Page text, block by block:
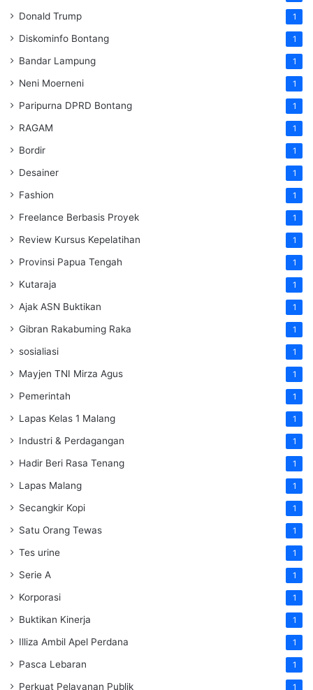
Donald Trump 1
Diskominfo Bontang 1
Bandar Lampung 1
Neni Moerneni 1
Paripurna DPRD Bontang 1
RAGAM 1
Bordir 1
Desainer 1
Fashion 1
Freelance Berbasis Proyek 1
Review Kursus Kepelatihan 1
Provinsi Papua Tengah 1
Kutaraja 1
Ajak ASN Buktikan 1
Gibran Rakabuming Raka 1
sosialiasi 1
Mayjen TNI Mirza Agus 1
Pemerintah 1
Lapas Kelas 1 Malang 1
Industri & Perdagangan 1
Hadir Beri Rasa Tenang 1
Lapas Malang 1
Secangkir Kopi 1
Satu Orang Tewas 1
Tes urine 1
Serie A 1
Korporasi 1
Buktikan Kinerja 1
Illiza Ambil Apel Perdana 1
Pasca Lebaran 1
Perkuat Pelayanan Publik 1